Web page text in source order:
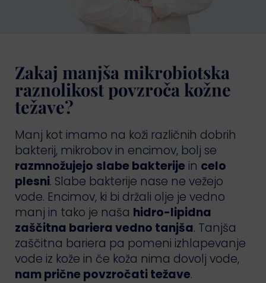
Zakaj manjša mikrobiotska
raznolikost povzroča kožne
težave?
Manj kot imamo na koži različnih dobrih
bakterij, mikrobov in encimov, bolj se
razmnožujejo slabe bakterije in celo
plesni. Slabe bakterije nase ne vežejo
vode. Encimov, ki bi držali olje je vedno
manj in tako je naša hidro-lipidna
zaščitna bariera vedno tanjša. Tanjša
zaščitna bariera pa pomeni izhlapevanje
vode iz kože in če koža nima dovolj vode,
nam prične povzročati težave.